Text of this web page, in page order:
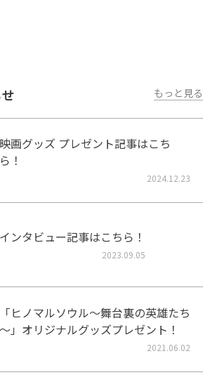
もっと見る
映画グッズ プレゼント記事はこち
ら！
2024.12.23
インタビュー記事はこちら！
2023.09.05
「ヒノマルソウル～舞台裏の英雄たち
～」オリジナルグッズプレゼント！
2021.06.02